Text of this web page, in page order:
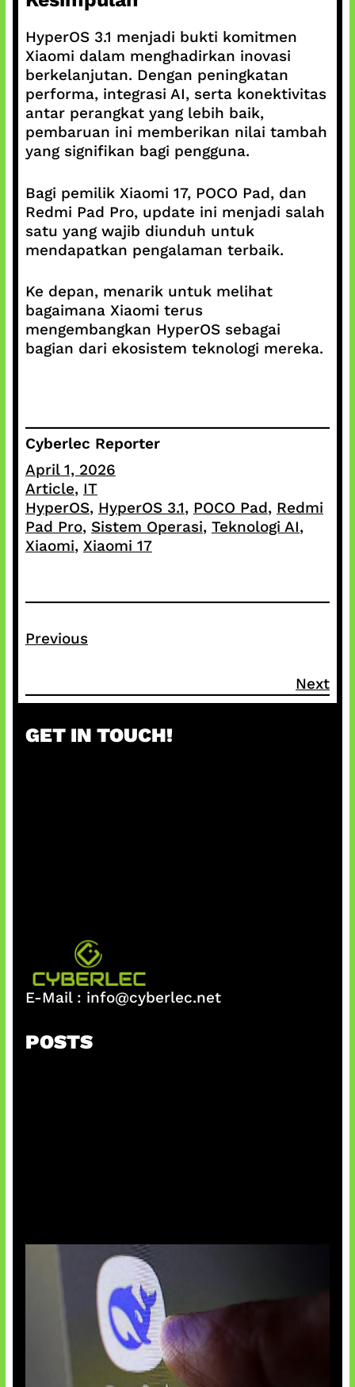
HyperOS 3.1 menjadi bukti komitmen
Xiaomi dalam menghadirkan inovasi
berkelanjutan. Dengan peningkatan
performa, integrasi AI, serta konektivitas
antar perangkat yang lebih baik,
pembaruan ini memberikan nilai tambah
yang signifikan bagi pengguna.
Bagi pemilik Xiaomi 17, POCO Pad, dan
Redmi Pad Pro, update ini menjadi salah
satu yang wajib diunduh untuk
mendapatkan pengalaman terbaik.
Ke depan, menarik untuk melihat
bagaimana Xiaomi terus
mengembangkan HyperOS sebagai
bagian dari ekosistem teknologi mereka.
Cyberlec Reporter
April 1, 2026
Article, IT
HyperOS, HyperOS 3.1, POCO Pad, Redmi
Pad Pro, Sistem Operasi, Teknologi AI ,
Xiaomi, Xiaomi 17
Previous
Next
GET IN TOUCH!
E-Mail : info@cyberlec.net
POSTS